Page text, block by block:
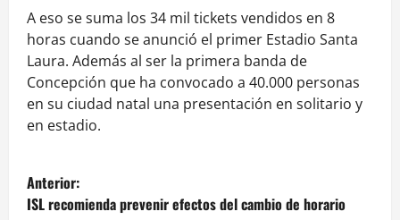
A eso se suma los 34 mil tickets vendidos en 8
horas cuando se anunció el primer Estadio Santa
Laura. Además al ser la primera banda de
Concepción que ha convocado a 40.000 personas
en su ciudad natal una presentación en solitario y
en estadio.
N
Anterior:
ISL recomienda prevenir efectos del cambio de horario